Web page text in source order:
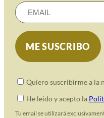
Quiero suscribirme a la
He leido y acepto la
Tu email se utilizará